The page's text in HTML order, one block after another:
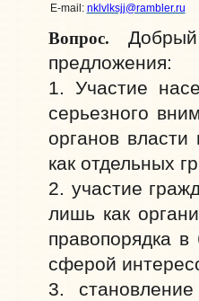
E-mail: nklvlksjj@rambler.ru
Вопрос. Добрый
предложения:
1. Участие
серьезного
органов
как отдельных
2. участие
лишь как
правопорядка
сферой
3.